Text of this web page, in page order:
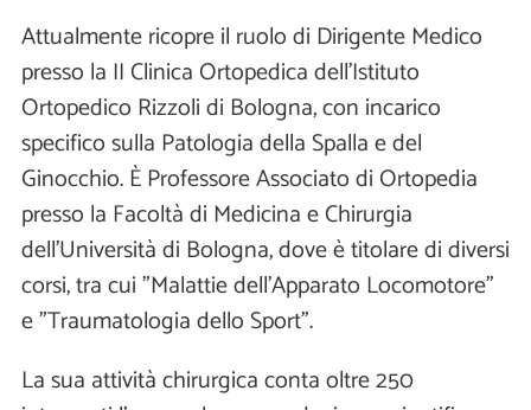
Attualmente ricopre il ruolo di Dirigente Medico
presso la II Clinica Ortopedica dell’Istituto
Ortopedico Rizzoli di Bologna, con incarico
specifico sulla Patologia della Spalla e del
Ginocchio. È Professore Associato di Ortopedia
presso la Facoltà di Medicina e Chirurgia
dell’Università di Bologna, dove è titolare di diversi
corsi, tra cui "Malattie dell’Apparato Locomotore"
e "Traumatologia dello Sport".
La sua attività chirurgica conta oltre 250